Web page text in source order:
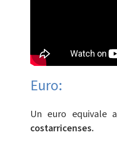
Euro:
​Un euro equivale a
costarricenses.